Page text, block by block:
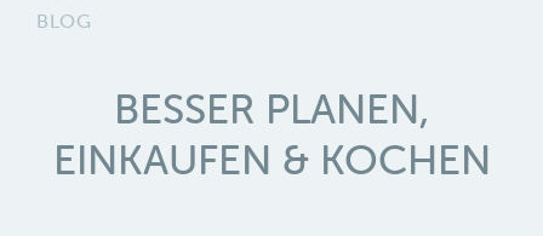
BLOG
BESSER PLANEN,
EINKAUFEN & KOCHEN